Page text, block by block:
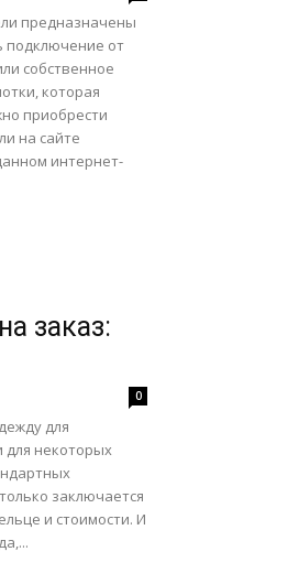
предназначены
подключение от
собственное
которая
приобрести
на сайте
интернет-
заказ:
0
для
для некоторых
заключается
и стоимости. И